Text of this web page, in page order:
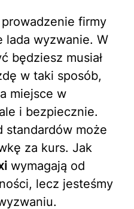
firmy
lada wyzwanie. W
będziesz musiał
w taki sposób,
miejsce w
i bezpiecznie.
standardów może
za kurs. Jak
wymagają od
lecz jesteśmy